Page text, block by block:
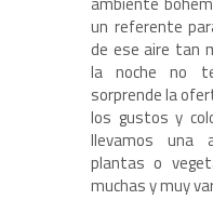
un referente
de ese aire tan
la noche no
sorprende la
los gustos y
llevamos una
plantas o
muchas y muy